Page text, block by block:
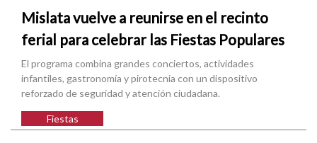
Mislata vuelve a reunirse en el recinto
ferial para celebrar las Fiestas Populares
El programa combina grandes conciertos, actividades
infantiles, gastronomía y pirotecnia con un dispositivo
reforzado de seguridad y atención ciudadana.
Fiestas